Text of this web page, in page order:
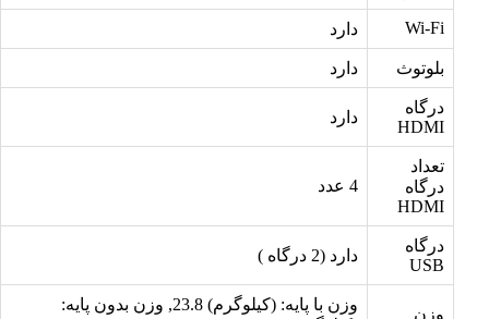
Wi-Fi دارد
بلوتوث دارد
درگاه
HDMI
دارد
تعداد
درگاه
HDMI
درگاه
USB
دارد (2 درگاه )
وزن
وزن با پایه: (کیلوگرم) 23.8, وزن بدون پایه: